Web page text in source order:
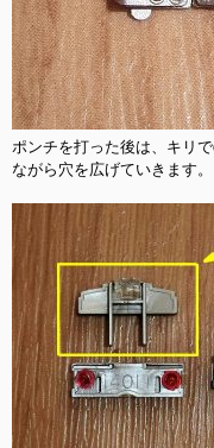
ポンチを打った後は、キリ
ながら穴を広げていきます。